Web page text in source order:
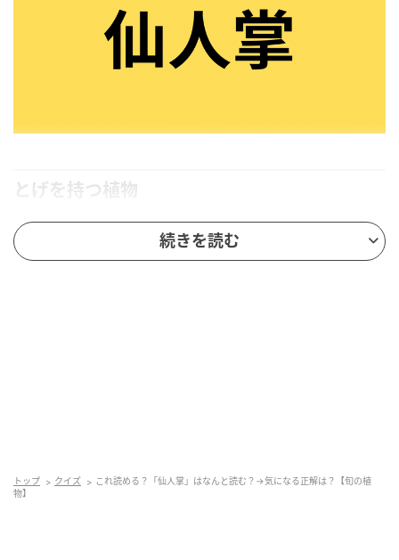
とげを持つ植物
「仙人掌」の正しい読み方は「さぼてん」です。
サボ
テン科の多肉植物の総称で、柱状・扁平状・塊状な
たもので、「石鹸のようなもの」を意味する「石鹸体
続きを読む
トップ クイズ
これ読める？「仙人掌」はなんと読む？→気になる正解は？【旬の植
物】